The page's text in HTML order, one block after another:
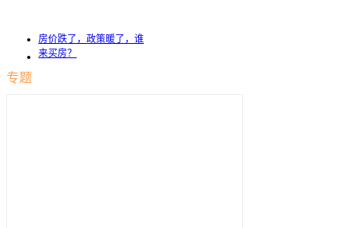
房价跌了，政策暖了，谁
来买房？
专题